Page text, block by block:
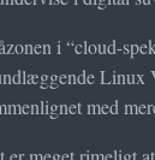
i “cloud-
Linux
med